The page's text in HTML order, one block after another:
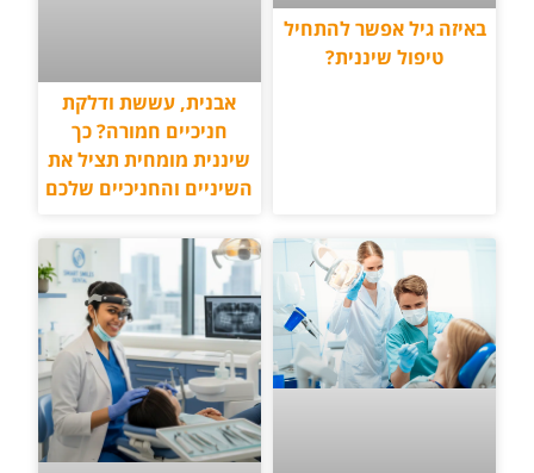
באיזה גיל אפשר להתחיל
טיפול שיננית?
אבנית, עששת ודלקת
חניכיים חמורה? כך
שיננית מומחית תציל את
השיניים והחניכיים שלכם